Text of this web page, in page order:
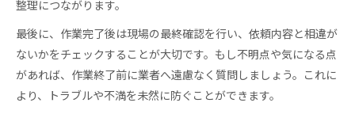
整理につながります。
最後に、作業完了後は現場の最終確認を行い、依頼内容と相違が
ないかをチェックすることが大切です。もし不明点や気になる点
があれば、作業終了前に業者へ遠慮なく質問しましょう。これに
より、トラブルや不満を未然に防ぐことができます。